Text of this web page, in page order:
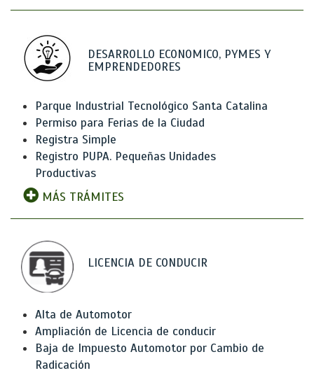
DESARROLLO ECONOMICO, PYMES Y
EMPRENDEDORES
Parque Industrial Tecnológico Santa Catalina
Permiso para Ferias de la Ciudad
Registra Simple
Registro PUPA. Pequeñas Unidades
Productivas
MÁS TRÁMITES
LICENCIA DE CONDUCIR
Alta de Automotor
Ampliación de Licencia de conducir
Baja de Impuesto Automotor por Cambio de
Radicación